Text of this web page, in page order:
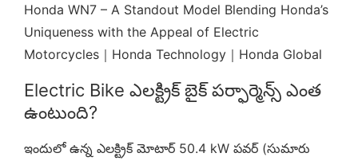
Honda WN7 – A Standout Model Blending Honda’s
Uniqueness with the Appeal of Electric
Motorcycles｜Honda Technology｜Honda Global
Electric Bike ఎలక్ట్రిక్ బైక్ పర్ఫార్మెన్స్ ఎంత
ఉంటుంది?
ఇందులో ఉన్న ఎలక్ట్రిక్ మోటార్ 50.4 kW పవర్ (సుమారు